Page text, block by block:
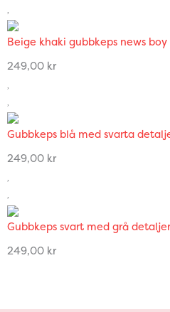
Beige khaki gubbkeps news boy
249,00 kr
Gubbkeps blå med svarta
249,00 kr
Gubbkeps svart med grå
249,00 kr